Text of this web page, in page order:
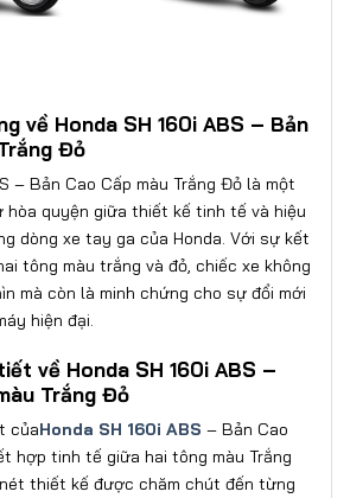
về Honda SH 160i ABS – Bản
Đỏ
– Bản Cao Cấp màu Trắng Đỏ là một
quyện giữa thiết kế tinh tế và hiệu
dòng xe tay ga của Honda. Với sự kết
tông màu trắng và đỏ, chiếc xe không
mà còn là minh chứng cho sự đổi mới
hiện đại.
về Honda SH 160i ABS –
Trắng Đỏ
củaHonda SH 160i ABS – Bản Cao
hợp tinh tế giữa hai tông màu Trắng
thiết kế được chăm chút đến từng